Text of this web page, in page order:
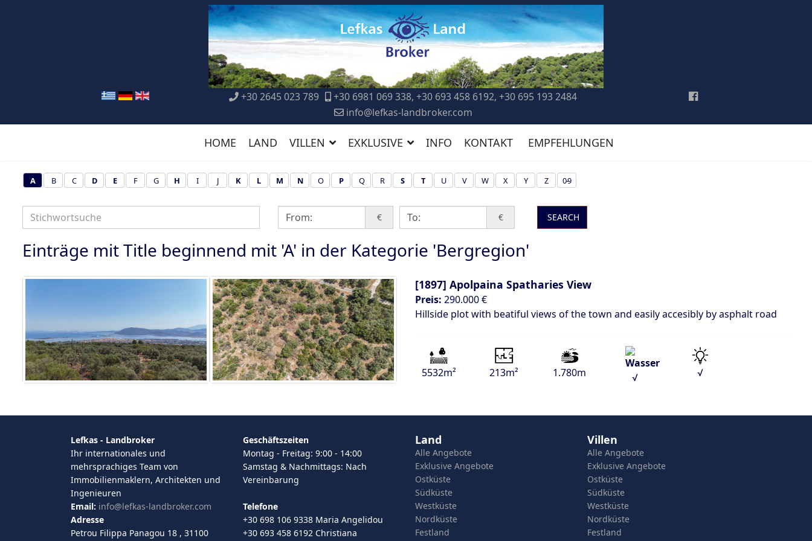
+30 2645 023 789
+30 6981 069 338, +30 693 458 6192, +30 695 193 2484
info@lefkas-landbroker.com
HOME LAND VILLEN EXKLUSIVE INFO KONTAKT EMPFEHLUNGEN
A B C D E F G H I J K L M N O P Q R S T U V W X Y Z 0-9
€ € SEARCH
Einträge mit Title beginnend mit 'A' in der Kategorie 'Bergregion'
[1897] Apolpaina Spatharies View
Preis: 290.000 €
Hillside plot with beatiful views of the town and easily accesibly by asphalt road
5532m² 213m² 1.780m √ √
Lefkas - Landbroker
Ihr internationales und
mehrsprachiges Team von
Immobilienmaklern, Architekten und
Ingenieuren
Email: info@lefkas-landbroker.com
Adresse
Petrou Filippa Panagou 18 , 31100
Geschäftszeiten
Montag - Freitag: 9:00 - 14:00
Samstag & Nachmittags: Nach
Vereinbarung
Telefone
+30 698 106 9338 Maria Angelidou
+30 693 458 6192 Christiana
Land
Alle Angebote
Exklusive Angebote
Ostküste
Südküste
Westküste
Nordküste
Festland
Villen
Alle Angebote
Exklusive Angebote
Ostküste
Südküste
Westküste
Nordküste
Festland